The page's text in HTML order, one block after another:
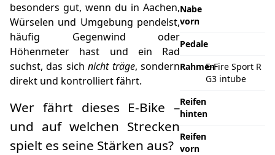
besonders gut, wenn du in Aachen,
Würselen und Umgebung pendelst,
häufig Gegenwind oder
Höhenmeter hast und ein Rad
suchst, das sichnicht träge, sondern
direkt und kontrolliert fährt.
Wer fährt dieses E-Bike –
und auf welchen Strecken
spielt es seine Stärken aus?
Nabe
vorn
Pedale
RahmenE-Fire Sport R
G3 intube
Reifen
hinten
Reifen
vorn